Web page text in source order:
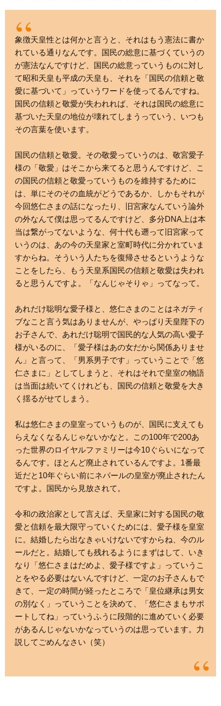
象徴天皇性とは何かと言うと、それはもう憲法に書か
れている通りなんです。国民の総意に基づくていうの
が憲法なんですけど、国民の総意っていうものに対し
て昭和天皇も平成の天皇も、それを「国民の信頼と敬
愛に基づいて」っていうワードを使ってるんですね。
国民の信頼と敬愛が失われれば、それは国民の総意に
基づいた天皇の地位が壊れてしまうっていう、いつも
その言葉を使います。
国民の信頼と敬愛。その敬愛っていうのは、敬宮愛子
様の「敬愛」はそこから来てると思うんですけど、こ
の国民の信頼と敬愛っていうものを維持するために
は、単にそのその血統がどうであるか、しかもそれが
今回悠仁さまの話になったり、旧宮家なんていう論外
の外なんて僕は思ってるんですけど、多分DNA上は本
当は繋がってないような、何十代も遡って旧宮家って
いうのは、あの今の天皇家と室町時代に分かれていま
すからね。そういう人たちを復帰させるというような
ことをしたら、もう天皇系国民の信頼と敬愛は失われ
ると思うんですよ。「なんじゃそりゃ」ってなって。
あれだけ聡明な愛子様と、悠仁さまのことはネガティ
ブなこと言う気はありませんが、やっぱり天皇陛下の
お子さんで、あれだけ聡明で国民的な人気の高い愛子
様がいるのに、「愛子様はあの女だから関係ありませ
ん」と言って、「男系男子です」っていうことで「悠
仁さまに」としてしまうと、それはそれで皇室の物語
は当面は続いてくけれども、国民の信頼と敬愛を大き
く揺るがせてしまう。
私は悠仁さまの皇室っていうものが、国民に支えても
らえなくなるんじゃないかなと。この100年で200あ
った世界のロイヤルファミリーは今10ぐらいになって
るんです。ほとんど廃止されているんですよ。1番最
近だと10年ぐらい前にネパールの皇室が廃止されたん
ですよ。国民から見放されて。
令和の政治家として言えば、天皇家に対する国民の敬
愛と信頼を最大限守っていくためには、愛子様を皇室
に。結婚したら出なきゃいけないですからね、今のル
ールだと。結婚しても残れるようにまずはして、いき
なり「悠仁さまはだめよ、愛子様ですよ」っていうこ
とをやる必要はないんですけど、一定のお子さんもで
きて、一定の時間が経ったところで「皇位継承は男女
の別なく」っていうことを決めて、「悠仁さまもサポ
ートしてね」っていうふうに段階的に進めていく必要
があるんじゃないかなっていうのは思っています。力
説してごめんなさい（笑）